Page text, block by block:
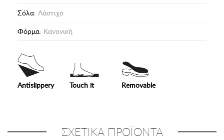
Σόλα: Λάστιχο
Φόρμα: Κανονική
Antislippery Touch it Removable
ΣΧΕΤΙΚΑ ΠΡΟΪΟΝΤΑ